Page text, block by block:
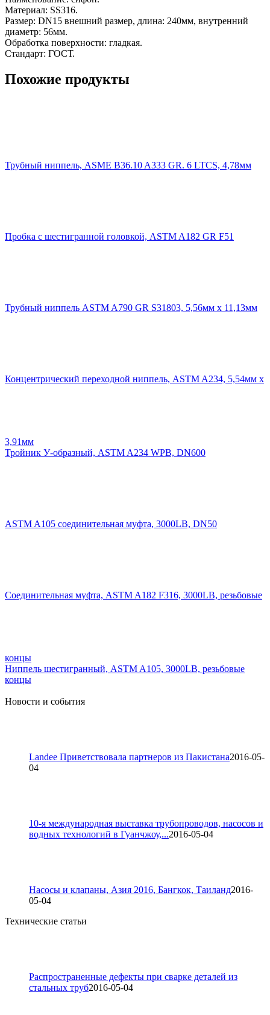
Материал: SS316.
Размер: DN15 внешний размер, длина: 240мм, внутренний
диаметр: 56мм.
Обработка поверхности: гладкая.
Стандарт: ГОСТ.
Похожие продукты
Трубный ниппель, ASME B36.10 A333 GR. 6 LTCS, 4,78мм
Пробка с шестигранной головкой, ASTM A182 GR F51
Трубный ниппель ASTM A790 GR S31803, 5,56мм х 11,13мм
Концентрический переходной ниппель, ASTM A234, 5,54мм х
3,91мм
Тройник У-образный, ASTM A234 WPB, DN600
ASTM A105 соединительная муфта, 3000LB, DN50
Соединительная муфта, ASTM A182 F316, 3000LB, резьбовые
концы
Ниппель шестигранный, ASTM A105, 3000LB, резьбовые
концы
Новости и события
Landee Приветствовала партнеров из Пакистана2016-05-
04
10-я международная выставка трубопроводов, насосов и
водных технологий в Гуанчжоу,...2016-05-04
Насосы и клапаны, Азия 2016, Бангкок, Таиланд2016-
05-04
Технические статьи
Распространенные дефекты при сварке деталей из
стальных труб2016-05-04